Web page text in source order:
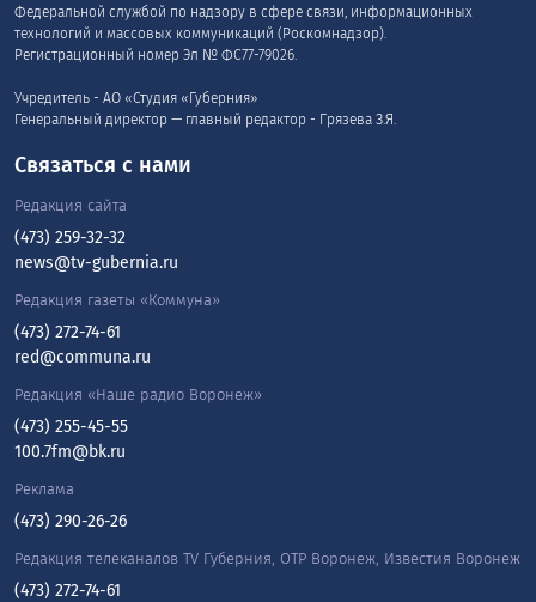
Федеральной службой по надзору в сфере связи, информационных
технологий и массовых коммуникаций (Роскомнадзор).
Регистрационный номер Эл № ФС77-79026.
Учредитель - АО «Студия «Губерния»
Генеральный директор — главный редактор - Грязева З.Я.
Связаться с нами
Редакция сайта
(473) 259-32-32
news@tv-gubernia.ru
Редакция газеты «Коммуна»
(473) 272-74-61
red@communa.ru
Редакция «Наше радио Воронеж»
(473) 255-45-55
100.7fm@bk.ru
Реклама
(473) 290-26-26
Редакция телеканалов TV Губерния, ОТР Воронеж, Известия Воронеж
(473) 272-74-61